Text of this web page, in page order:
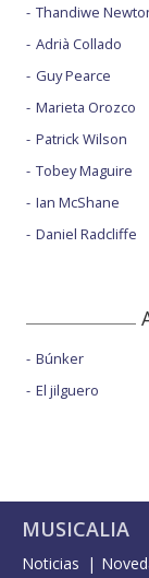
Thandiwe
Adrià Collado
Guy Pearce
Marieta Orozco
Patrick Wilson
Tobey Maguire
Ian McShane
Daniel Radcliffe
Búnker
El jilguero
MUSICALIA
Noticias